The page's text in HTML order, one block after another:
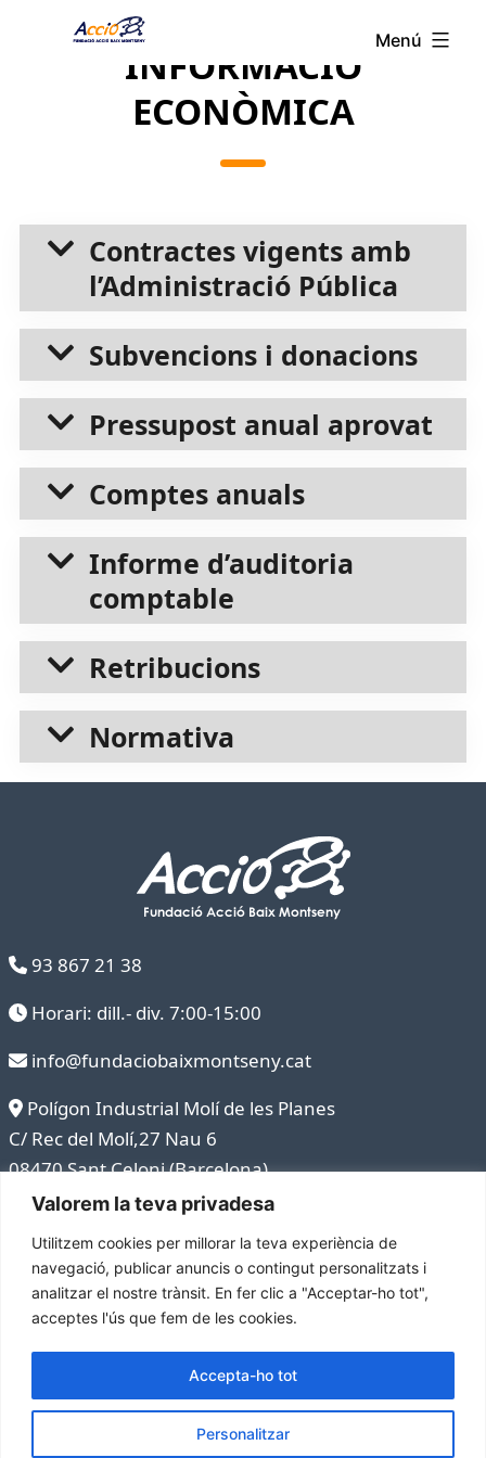
Valorem la teva privadesa
Utilitzem cookies per millorar la teva experiència de
navegació, publicar anuncis o contingut personalitzats i
analitzar el nostre trànsit. En fer clic a "Acceptar-ho tot",
acceptes l'ús que fem de les cookies.
Personalitzar
Accepta-ho tot
Fundació
Acció
Menú
INFORMACIÓ
ECONÒMICA
Contractes vigents amb
l’Administració Pública
Subvencions i donacions
Pressupost anual aprovat
Comptes anuals
Informe d’auditoria
comptable
Retribucions
Normativa
93 867 21 38
Horari: dill.- div. 7:00-15:00
info@fundaciobaixmontseny.cat
Polígon Industrial Molí de les Planes
C/ Rec del Molí,27 Nau 6
08470 Sant Celoni (Barcelona)
Avís legal
Política de privacitat
Política de cookies